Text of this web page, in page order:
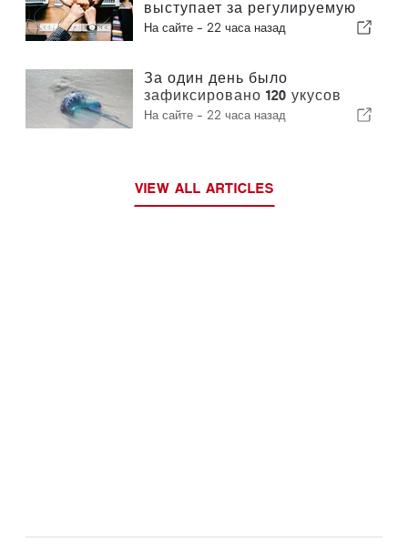
выступает за регулируемую
интеграцию и гарантирует
На сайте - 22 часа назад
За один день было
зафиксировано 120 укусов
португальского кораблика
На сайте - 22 часа назад
VIEW ALL ARTICLES